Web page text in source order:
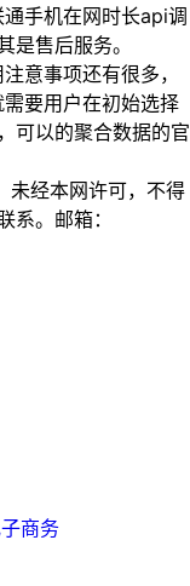
手机在网时长api调
是售后服务。
事项还有很多，
要用户在初始选择
可以的聚合数据的官
未经本网许可，不得
系。邮箱：
商务